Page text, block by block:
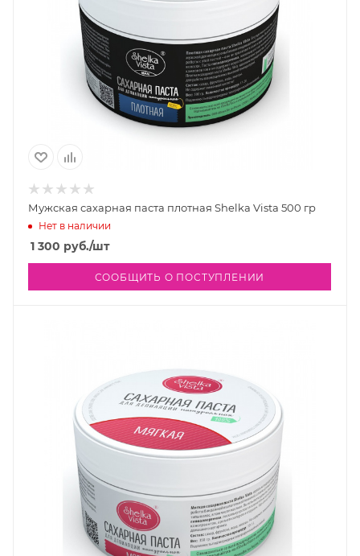
Мужская сахарная паста плотная Shelka Vista 500 гр
Нет в наличии
1 300 руб./шт
СООБЩИТЬ О ПОСТУПЛЕНИИ